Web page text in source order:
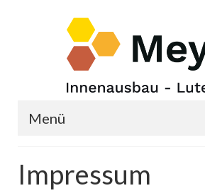
Menü
Schreinerarbeiten und Einrichtungen
Impressum